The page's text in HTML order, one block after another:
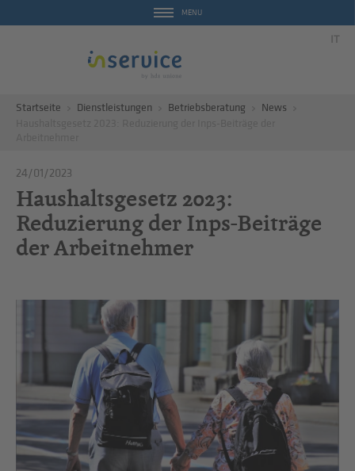
MENU
IT
Startseite Dienstleistungen Betriebsberatung
News
24/01/2023
Haushaltsgesetz 2023:
Reduzierung der Inps-Beiträge
der Arbeitnehmer